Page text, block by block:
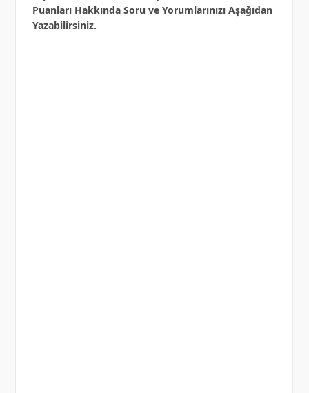
Puanları Hakkında Soru ve Yorumlarınızı Aşağıdan
Yazabilirsiniz.